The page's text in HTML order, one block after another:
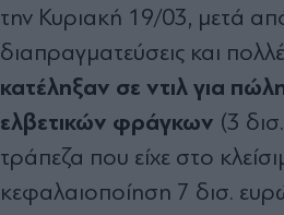
την Κυριακή 19/03, μετά
διαπραγματεύσεις και
κατέληξαν σε ντιλ για
ελβετικών φράγκων (3
τράπεζα που είχε στο
κεφαλαιοποίηση 7 δισ.